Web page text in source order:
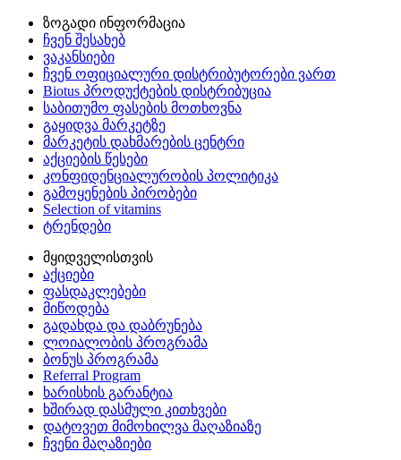
ზოგადი ინფორმაცია
ჩვენ შესახებ
ვაკანსიები
ჩვენ ოფიციალური დისტრიბუტორები ვართ
Biotus პროდუქტების დისტრიბუცია
საბითუმო ფასების მოთხოვნა
გაყიდვა მარკეტზე
მარკეტის დახმარების ცენტრი
აქციების წესები
კონფიდენციალურობის პოლიტიკა
გამოყენების პირობები
Selection of vitamins
ტრენდები
მყიდველისთვის
აქციები
ფასდაკლებები
მიწოდება
გადახდა და დაბრუნება
ლოიალობის პროგრამა
ბონუს პროგრამა
Referral Program
ხარისხის გარანტია
ხშირად დასმული კითხვები
დატოვეთ მიმოხილვა მაღაზიაზე
ჩვენი მაღაზიები